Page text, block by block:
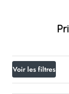
Voir les filtres